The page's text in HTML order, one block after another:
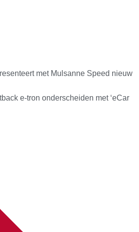
met Mulsanne Speed nieuw
e-tron onderscheiden met ‘eCar